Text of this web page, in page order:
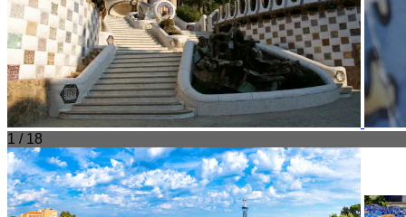
1 / 18